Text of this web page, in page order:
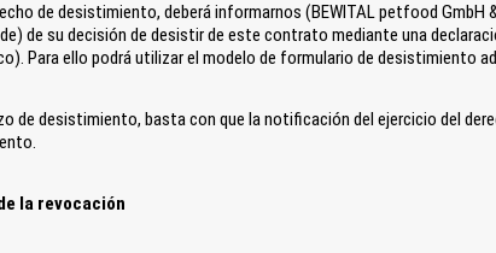
de desistimiento, deberá informarnos (BEWITAL petfood GmbH
de su decisión de desistir de este contrato mediante una
Para ello podrá utilizar el modelo de formulario de desistimiento
de desistimiento, basta con que la notificación del ejercicio del
la revocación